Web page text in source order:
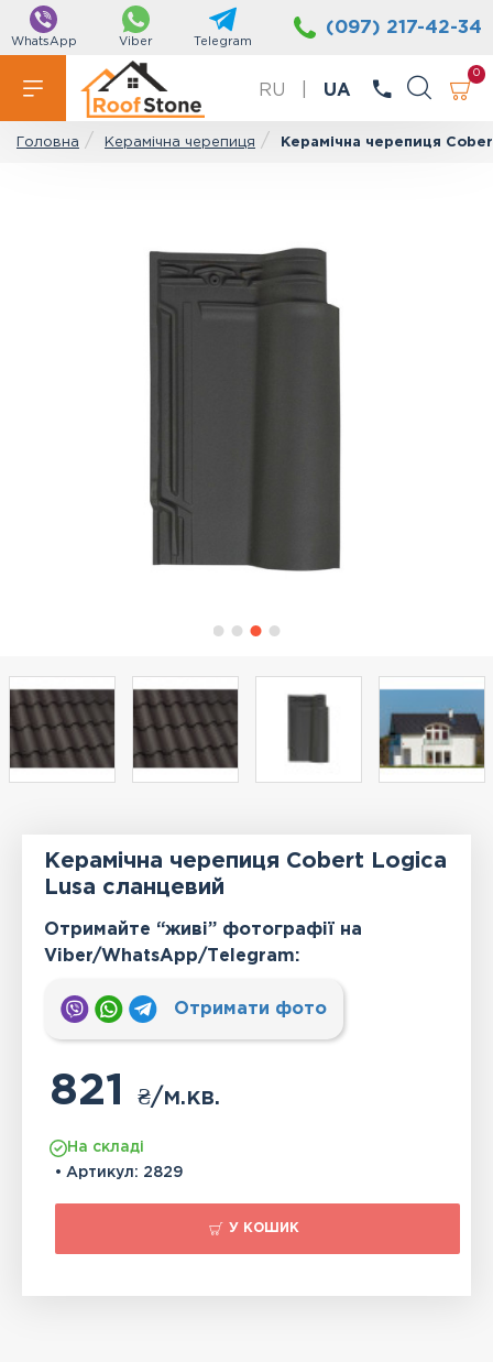
WhatsApp Viber Telegram
(097) 217-42-34
RU UA
0
Головна Керамічна черепиця Керамічна черепиця
Керамічна черепиця Cobert Logica
Lusa сланцевий
Отримайте “живі” фотографії на
Viber/WhatsApp/Тelegram:
Отримати фото
821₴/м.кв.
На складі
• Артикул: 2829
У КОШИК